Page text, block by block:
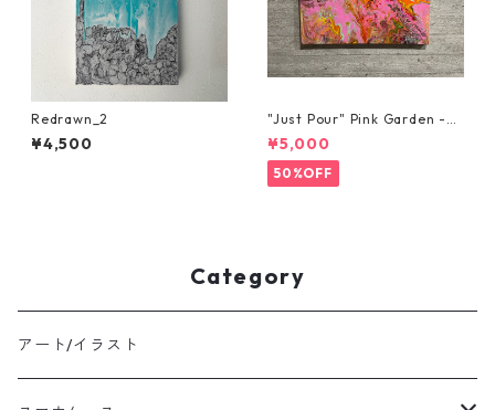
Redrawn_2
¥4,500
"Just Pour" Pink Garden -C
anvas art-
¥5,000
50%OFF
Category
アート/イラスト